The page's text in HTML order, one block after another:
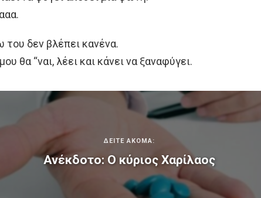
του δεν βλέπει κανένα.
θα “ναι, λέει και κάνει να ξαναφύγει.
ΔΕΙΤΕ ΑΚΟΜΑ:
Ανέκδοτο: Ο κύριος Χαρίλαος